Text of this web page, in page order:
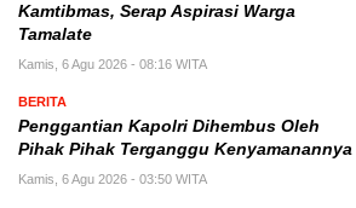
Kamtibmas, Serap Aspirasi Warga
Tamalate
Kamis, 6 Agu 2026 - 08:16 WITA
BERITA
Penggantian Kapolri Dihembus Oleh
Pihak Pihak Terganggu Kenyamanannya
Kamis, 6 Agu 2026 - 03:50 WITA